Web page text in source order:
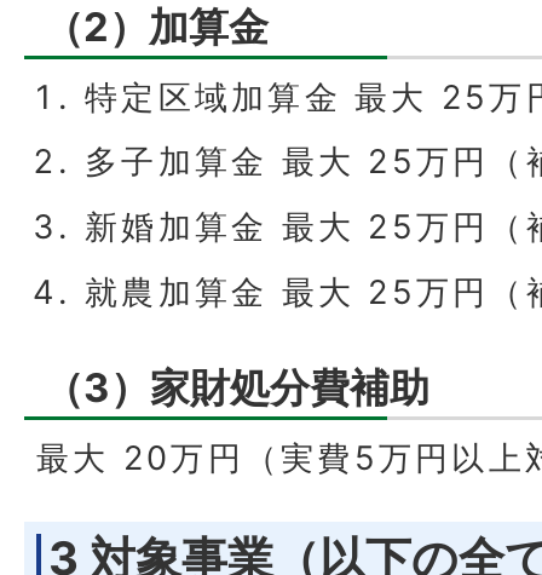
（2）加算金
特定区域加算金 最大 25万
多子加算金 最大 25万円（
新婚加算金 最大 25万円（
就農加算金 最大 25万円（
（3）家財処分費補助
最大 20万円（実費5万円以上
3 対象事業（以下の全